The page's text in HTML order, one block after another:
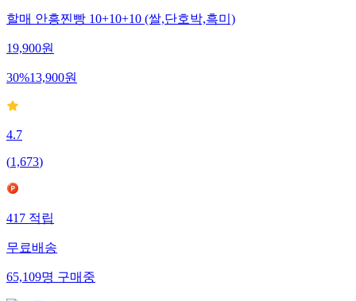
할매 안흥찐빵 10+10+10 (쌀,단호박,흑미)
19,900원
30%13,900원
4.7
(1,673)
417적립
무료배송
65,109명구매중